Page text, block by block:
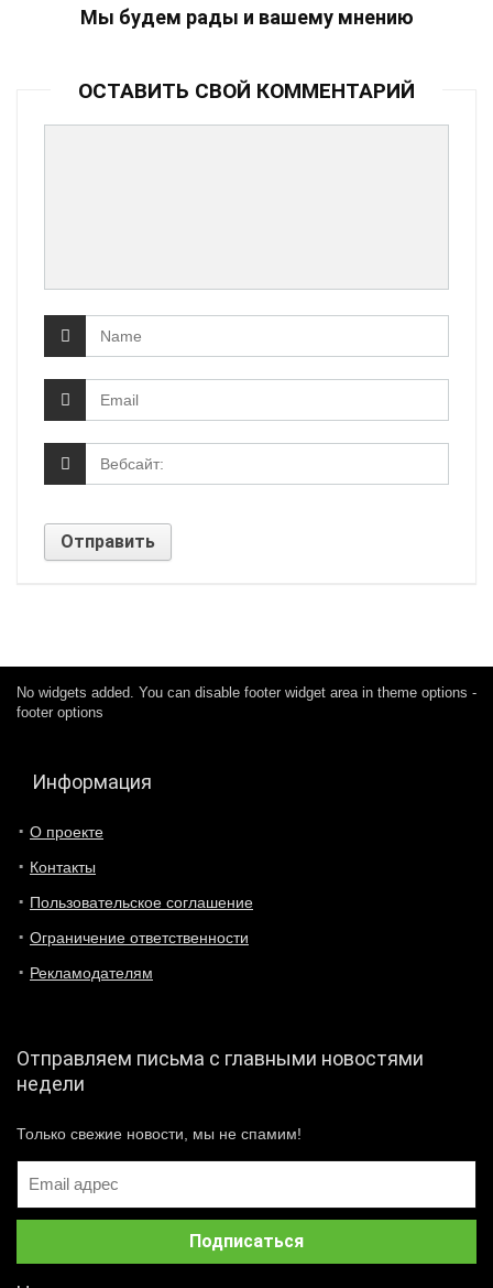
Мы будем рады и вашему мнению
ОСТАВИТЬ СВОЙ КОММЕНТАРИЙ
No widgets added. You can disable footer widget area in theme options -
footer options
Информация
О проекте
Контакты
Пользовательское соглашение
Ограничение ответственности
Рекламодателям
Отправляем письма с главными новостями
недели
Только свежие новости, мы не спамим!